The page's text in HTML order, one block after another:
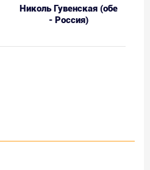
Николь Гувенская (обе
- Россия)